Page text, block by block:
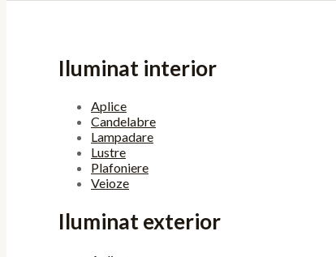
Iluminat interior
Aplice
Candelabre
Lampadare
Lustre
Plafoniere
Veioze
Iluminat exterior